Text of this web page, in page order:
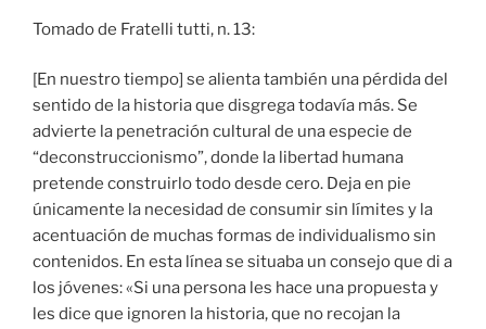
Tomado de Fratelli tutti, n. 13:
[En nuestro tiempo] se alienta también una pérdida del
sentido de la historia que disgrega todavía más. Se
advierte la penetración cultural de una especie de
“deconstruccionismo”, donde la libertad humana
pretende construirlo todo desde cero. Deja en pie
únicamente la necesidad de consumir sin límites y la
acentuación de muchas formas de individualismo sin
contenidos. En esta línea se situaba un consejo que di a
los jóvenes: «Si una persona les hace una propuesta y
les dice que ignoren la historia, que no recojan la